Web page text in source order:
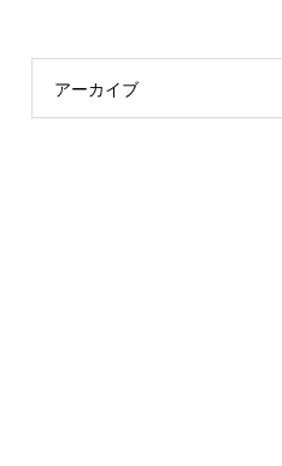
アーカイブ